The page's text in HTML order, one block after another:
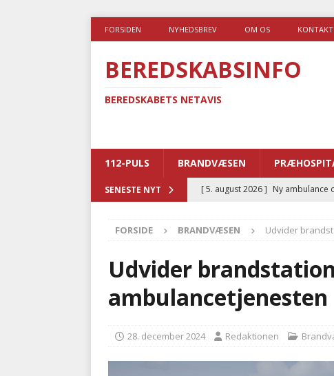
FORSIDEN NYHEDSBREV OM OS
BEREDSKABSINFO
BEREDSKABETS NETAVIS
112-PULS BRANDVÆSEN
SENESTE NYT [ 5. august 2026 ] Ny ambulance
BRANDVÆSEN
[ 4. august 2026 ]
Ny treårig
[ 3. august 2026 ] Kommunerne
med at falde
BRANDVÆSEN
FORSIDE BRANDVÆSEN Udvider
Udvider
ambulancetjenesten
28. december 2024 Redaktionen